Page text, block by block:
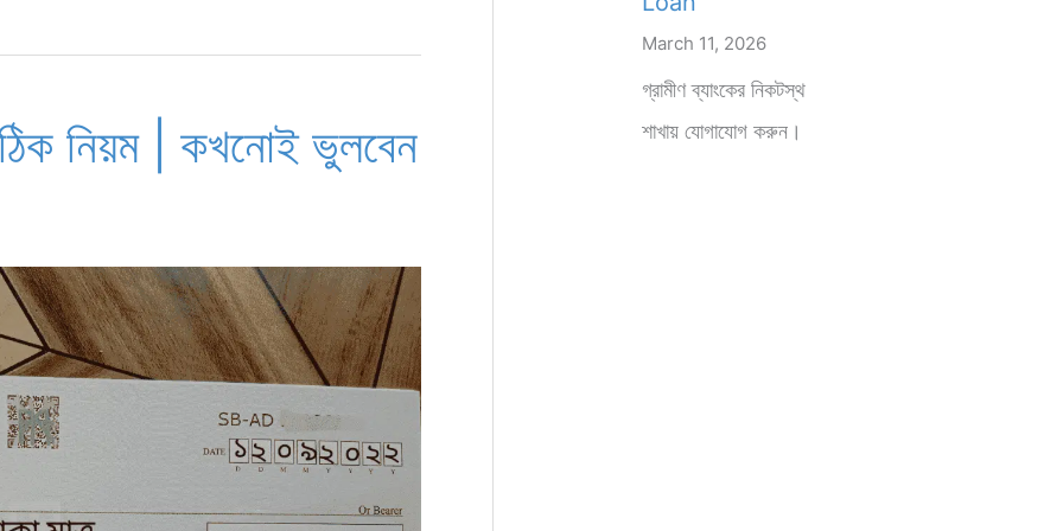
নিয়ম | কখনোই ভুলবেন
March 11, 2026
গ্রামীণ ব্যাংকের নিকটস্থ
শাখায় যোগাযোগ করুন।